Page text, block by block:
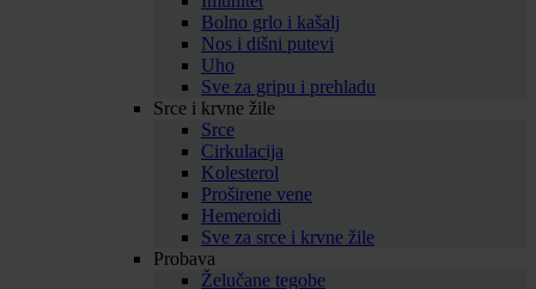
Bolno grlo i kašalj
Nos i dišni putevi
Uho
Sve za gripu i prehladu
Srce i krvne žile
Srce
Cirkulacija
Kolesterol
Proširene vene
Hemeroidi
Sve za srce i krvne žile
Probava
Želučane tegobe